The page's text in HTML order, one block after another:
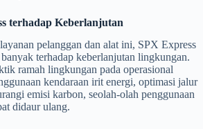
terhadap Keberlanjutan
pelanggan dan alat ini, SPX Express
terhadap keberlanjutan lingkungan.
ramah lingkungan pada operasional
kendaraan irit energi, optimasi jalur
emisi karbon, seolah-olah penggunaan
didaur ulang.